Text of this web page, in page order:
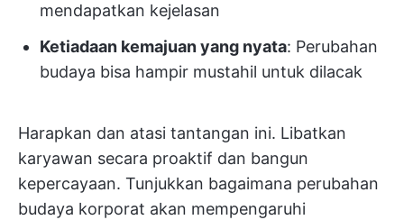
mendapatkan kejelasan
Ketiadaan kemajuan yang nyata: Perubahan
budaya bisa hampir mustahil untuk dilacak
Harapkan dan atasi tantangan ini. Libatkan
karyawan secara proaktif dan bangun
kepercayaan. Tunjukkan bagaimana perubahan
budaya korporat akan mempengaruhi